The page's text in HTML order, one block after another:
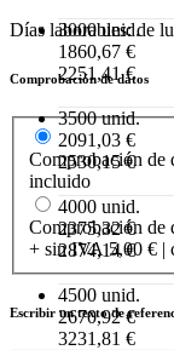
3000 unid.
1860,67 €
2251,41 €
3500 unid.
2091,03 €
2530,15 €
4000 unid.
2375,32 €
2874,14 €
4500 unid.
2670,92 €
3231,81 €
Días laborables: de
Comprobación de datos
Comprobación de
incluido
Comprobación de
+ sin IVA
Escribir un texto de